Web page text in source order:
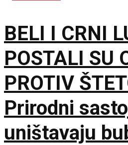
BELI I CRNI
POSTALI SU
PROTIV
Prirodni
uništavaju